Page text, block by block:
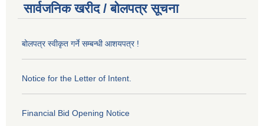
सार्वजनिक खरीद / बोलपत्र सूचना
बोलपत्र स्वीकृत गर्ने सम्बन्धी आशयपत्र !
Notice for the Letter of Intent.
Financial Bid Opening Notice